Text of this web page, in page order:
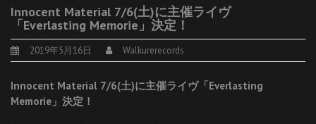
Innocent Material 7/6(土)に主催ライヴ
「Everlasting Memorie」決定！
2019年5月16日 Walkurerecords
Innocent Material 7/6(土)に主催ライヴ「Everlasting
Memorie」決定！